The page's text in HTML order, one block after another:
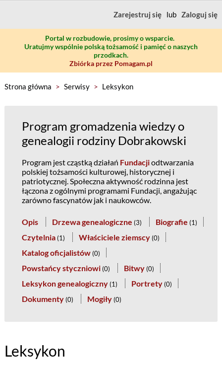
Zarejestruj się lub Zaloguj się
Portal w rozbudowie, prosimy o wsparcie.
Uratujmy wspólnie polską tożsamość i pamięć o naszych
przodkach.
Zbiórka przez Pomagam.pl
Strona główna > Serwisy > Leksykon
Program gromadzenia wiedzy o
genealogii rodziny Dobrakowski
Program jest cząstką działań Fundacjiodtwarzania
polskiej tożsamości kulturowej, historycznej i
patriotycznej. Społeczna aktywność rodzinna jest
łączona z ogólnymi programami Fundacji, angażując
zarówno fascynatów jak i naukowców.
Opis Drzewa genealogiczne (3) Biografie (1)
Czytelnia (1) Właściciele ziemscy (0)
Katalog oficjalistów (0)
Powstańcy styczniowi (0) Bitwy (0)
Leksykon genealogiczny (1) Portrety (0)
Dokumenty (0) Mogiły (0)
Leksykon